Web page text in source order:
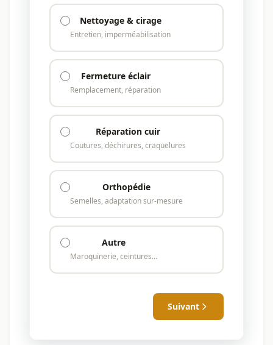
Nettoyage & cirage
Entretien, imperméabilisation
Fermeture éclair
Remplacement, réparation
Réparation cuir
Coutures, déchirures, craquelures
Orthopédie
Semelles, adaptation sur-mesure
Autre
Maroquinerie, ceintures…
Suivant